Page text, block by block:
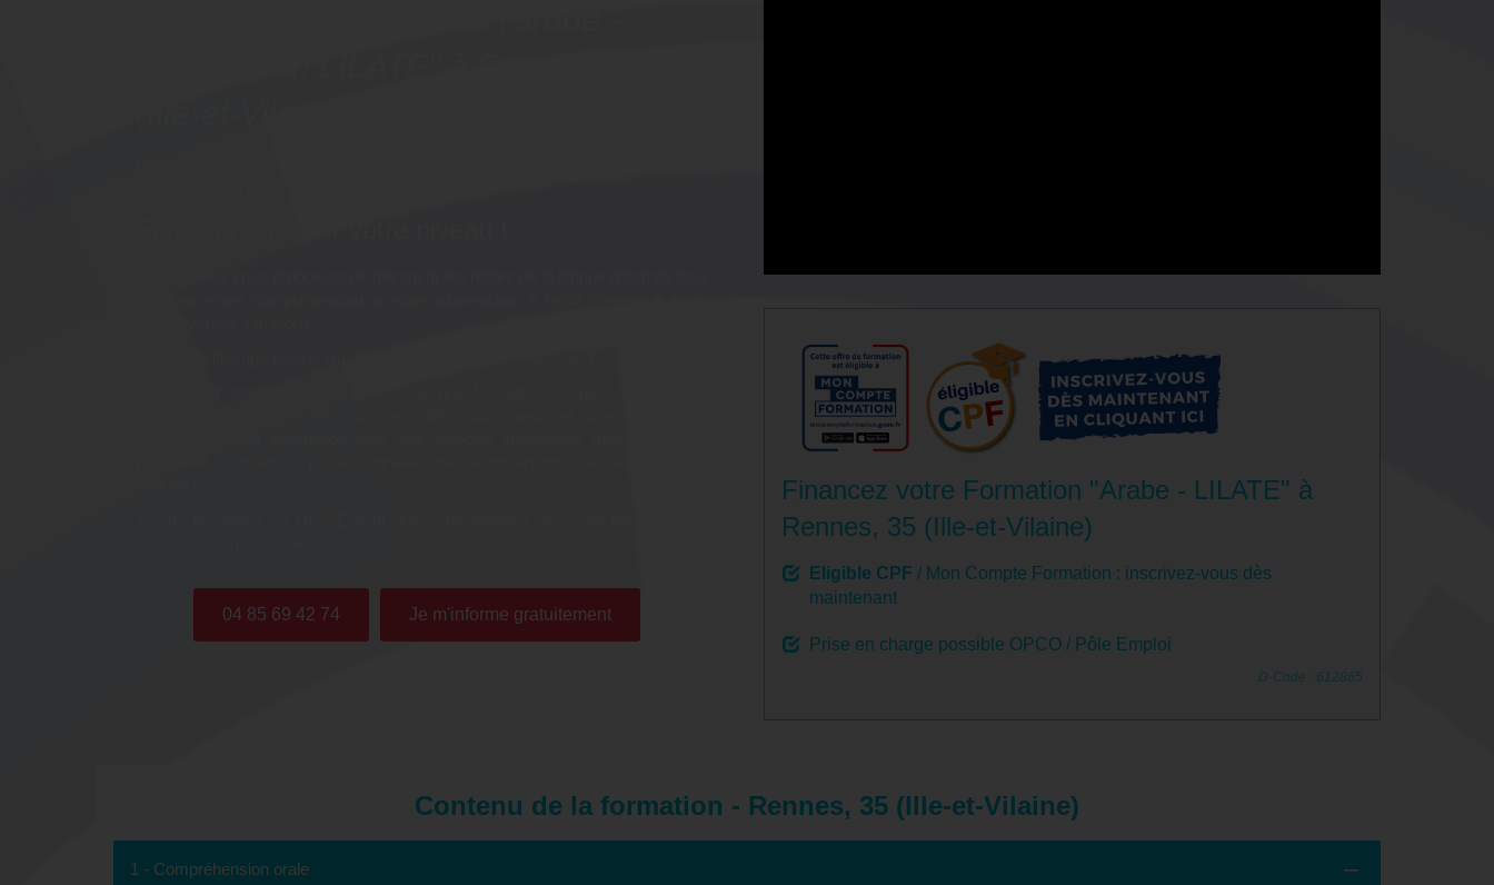
04 85 69 42 74 Je m'informe gratuitement
Financez votre Formation "Arabe - LILATE" à
Rennes, 35 (Ille-et-Vilaine)
Eligible CPF / Mon Compte Formation : inscrivez-vous dès
maintenant
Prise en charge possible OPCO / Pôle Emploi
D-Code : 612865
Contenu de la formation - Rennes, 35 (Ille-et-Vilaine)
1 - Compréhension orale